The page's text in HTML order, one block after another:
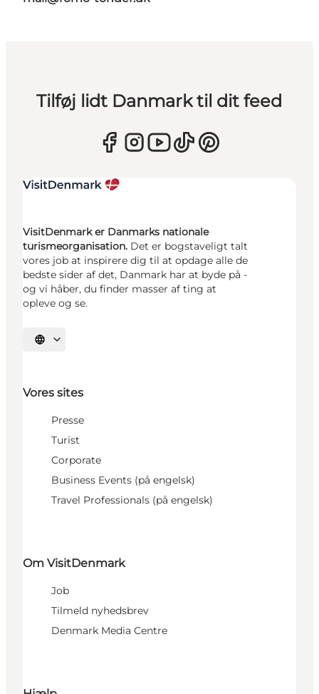
Tilføj lidt Danmark til dit feed
VisitDenmark er Danmarks nationale
turismeorganisation. Det er bogstaveligt talt
vores job at inspirere dig til at opdage alle de
bedste sider af det, Danmark har at byde på -
og vi håber, du finder masser af ting at
opleve og se.
Vælg sprog
Vores sites
Presse
Turist
Corporate
Business Events (på engelsk)
Travel Professionals (på engelsk)
Om VisitDenmark
Job
Tilmeld nyhedsbrev
Denmark Media Centre